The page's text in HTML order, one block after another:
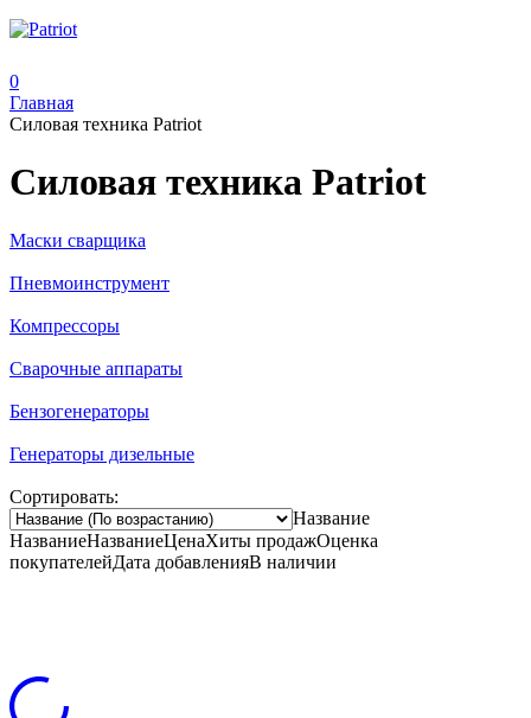
0
Главная
Силовая техника Patriot
Силовая техника Patriot
Маски сварщика
Пневмоинструмент
Компрессоры
Сварочные аппараты
Бензогенераторы
Генераторы дизельные
Сортировать:
Название
НазваниеНазваниеЦенаХиты продажОценка
покупателейДата добавленияВ наличии